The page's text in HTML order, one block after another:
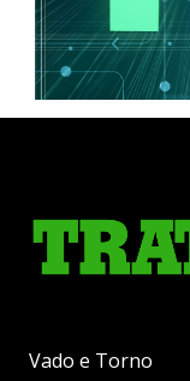
Vado e Torno